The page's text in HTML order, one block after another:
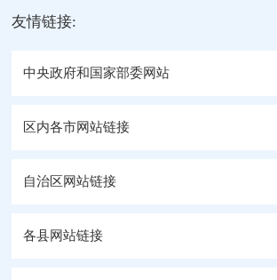
友情链接:
中央政府和国家部委网站
区内各市网站链接
自治区网站链接
各县网站链接